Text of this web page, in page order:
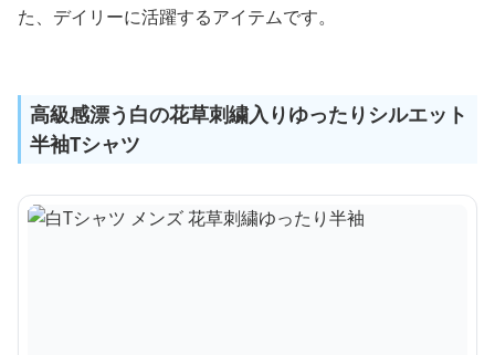
た、デイリーに活躍するアイテムです。
高級感漂う白の花草刺繍入りゆったりシルエット
半袖Tシャツ